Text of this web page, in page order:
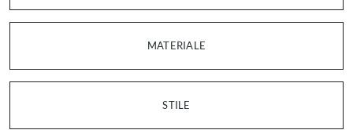
MATERIALE
STILE